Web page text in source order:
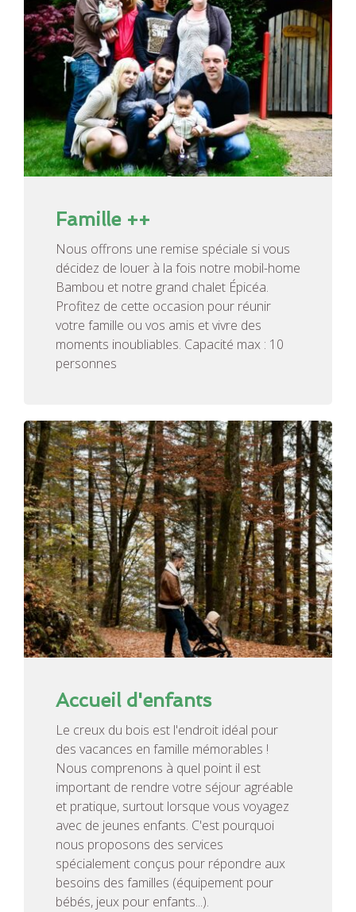
Famille ++
Nous offrons une remise spéciale si vous
décidez de louer à la fois notre mobil-home
Bambou et notre grand chalet Épicéa.
Profitez de cette occasion pour réunir
votre famille ou vos amis et vivre des
moments inoubliables. Capacité max : 10
personnes
Accueil d'enfants
Le creux du bois est l'endroit idéal pour
des vacances en famille mémorables !
Nous comprenons à quel point il est
important de rendre votre séjour agréable
et pratique, surtout lorsque vous voyagez
avec de jeunes enfants. C'est pourquoi
nous proposons des services
spécialement conçus pour répondre aux
besoins des familles (équipement pour
bébés, jeux pour enfants...).